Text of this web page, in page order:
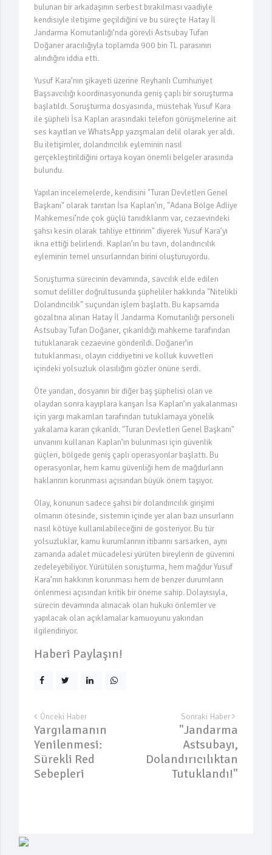
"Yerli Yapay Zeka ile Biyometrik
Değerlendirme"
"Sevebilmek: Yücel’in Kitabı Nihayet
Yayınlandı!"
"Arda, Mahsun Kırmızıgül'ün
Şarkısını Seslendirdi"
"Sahte Raporlarla Vatandaşlık
Çetesi Çökertildi"
Tahir Sarıkaya'nın Tuhaf Para
Hareketleri Ve Tutuklanma Süreci
Kervansaray Yatırım Holding'in
Hisse Devrine Başlandı
"İzmir Soruşturmasında Şok
Gözaltılar!"
bulunan bir arkadaşının serbest bırakılması vaadiyle
kendisiyle iletişime geçildiğini ve bu süreçte Hatay İl
Jandarma Komutanlığı’nda görevli Astsubay Tufan
Doğaner aracılığıyla toplamda 900 bin TL parasının
alındığını iddia etti.
Yusuf Kara’nın şikayeti üzerine Reyhanlı Cumhuriyet
Başsavcılığı koordinasyonunda geniş çaplı bir soruşturma
başlatıldı. Soruşturma dosyasında, müstehak Yusuf Kara
ile şüpheli İsa Kaplan arasındaki telefon görüşmelerine ait
ses kayıtları ve WhatsApp yazışmaları delil olarak yer aldı.
Bu iletişimler, dolandırıcılık eyleminin nasıl
gerçekleştirildiğini ortaya koyan önemli belgeler arasında
bulundu.
Yapılan incelemelerde, kendisini "Turan Devletleri Genel
Başkanı" olarak tanıtan İsa Kaplan’ın, "Adana Bölge Adliye
Mahkemesi’nde çok güçlü tanıdıklarım var, cezaevindeki
şahsı kesin olarak tahliye ettiririm" diyerek Yusuf Kara’yı
ikna ettiği belirlendi. Kaplan’ın bu tavrı, dolandırıcılık
eyleminin temel unsurlarından birini oluşturuyordu.
Soruşturma sürecinin devamında, savcılık elde edilen
somut deliller doğrultusunda şüpheliler hakkında "Nitelikli
Dolandırıcılık" suçundan işlem başlattı. Bu kapsamda
gözaltına alınan Hatay İl Jandarma Komutanlığı personeli
Astsubay Tufan Doğaner, çıkarıldığı mahkeme tarafından
tutuklanarak cezaevine gönderildi. Doğaner’in
tutuklanması, olayın ciddiyetini ve kolluk kuvvetleri
içindeki yolsuzluk olasılığını gözler önüne serdi.
Öte yandan, dosyanın bir diğer baş şüphelisi olan ve
olaydan sonra kayıplara karışan İsa Kaplan’ın yakalanması
için yargı makamları tarafından tutuklamaya yönelik
yakalama kararı çıkarıldı. "Turan Devletleri Genel Başkanı"
unvanını kullanan Kaplan’ın bulunması için güvenlik
güçleri, bölgede geniş çaplı operasyonlar başlattı. Bu
operasyonlar, hem kamu güvenliği hem de mağdurların
haklarının korunması açısından büyük önem taşıyor.
Olay, konunun sadece şahsi bir dolandırıcılık girişimi
olmanın ötesinde, sistemin içinde yer alan bazı unsurların
nasıl kötüye kullanılabileceğini de gösteriyor. Bu tür
yolsuzluklar, kamu kurumlarının itibarını sarsarken, aynı
zamanda adalet mücadelesi yürüten bireylerin de güvenini
zedeleyebiliyor. Yürütülen soruşturma, hem mağdur Yusuf
Kara’nın hakkının korunması hem de benzer durumların
önlenmesi açısından kritik bir öneme sahip. Dolayısıyla,
sürecin devamında alınacak olan hukuki önlemler ve
yapılacak olan açıklamalar kamuoyunu yakından
ilgilendiriyor.
Haberi Paylaşın!
Önceki Haber
Yargılamanın
Yenilenmesi:
Sürekli Red
Sebepleri
Sonraki Haber
"Jandarma
Astsubayı,
Dolandırıcılıktan
Tutuklandı!"